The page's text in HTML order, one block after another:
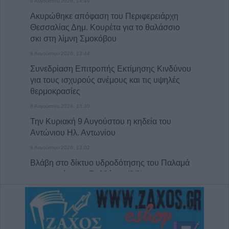
Ακυρώθηκε απόφαση του Περιφερειάρχη
Θεσσαλίας Δημ. Κουρέτα για το θαλάσσιο
σκι στη λίμνη Σμοκόβου
8 Αυγούστου 2026, 13:44
Συνεδρίαση Επιτροπής Εκτίμησης Κινδύνου
για τους ισχυρούς ανέμους και τις υψηλές
θερμοκρασίες
8 Αυγούστου 2026, 13:30
Την Κυριακή 9 Αυγούστου η κηδεία του
Αντώνιου Ηλ. Αντωνίου
8 Αυγούστου 2026, 13:02
Βλάβη στο δίκτυο υδροδότησης του Παλαμά
8 Αυγούστου 2026, 12:34
Λυκαβηττός: Πτώμα γυναίκας σε
προχωρημένη σήψη εντοπίστηκε κοντά
στους Αγίους Ισιδώρους